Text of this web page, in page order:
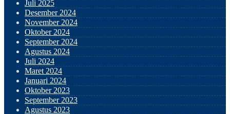
Juli 2025
Desember 2024
November 2024
Oktober 2024
September 2024
Agustus 2024
Juli 2024
Maret 2024
Januari 2024
Oktober 2023
September 2023
Agustus 2023